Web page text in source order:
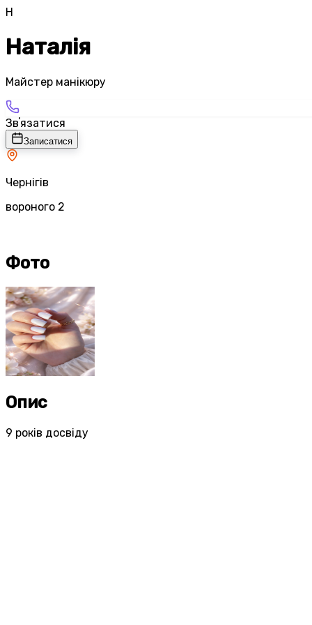
Н
Наталія
Майстер манікюру
Звʼязатися
Записатися
Чернігів
вороного 2
Фото
Опис
9 років досвіду